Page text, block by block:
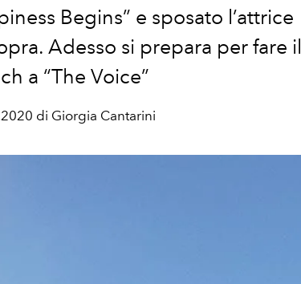
Begins” e sposato l’attrice
Adesso si prepara per fare il
a “The Voice”
di Giorgia Cantarini